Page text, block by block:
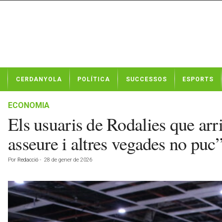
t
CERDANYOLA POLÍTICA SUCCESSOS ESPORTS
ECONOMIA
Els usuaris de Rodalies que
asseure i altres vegades no
Por Redacció - 28 de gener de 2026